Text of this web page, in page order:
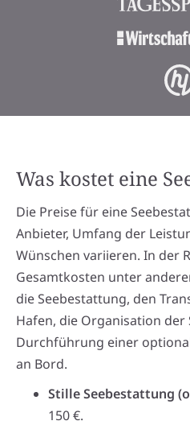
Was kostet eine
Die Preise für eine
Anbieter, Umfang der
Wünschen variieren. In der
Gesamtkosten unter
die Seebestattung, den
Hafen, die Organisation
Durchführung einer
an Bord.
Stille Seebestattung
150 €.